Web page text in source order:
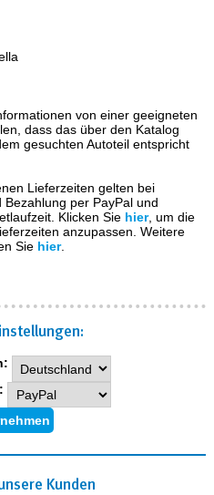
von einer geeigneten
dass das über den Katalog
gesuchten Autoteil entspricht
Lieferzeiten gelten bei
per PayPal und
Klicken Sie hier, um die
anzupassen. Weitere
Sie hier.
Kunden